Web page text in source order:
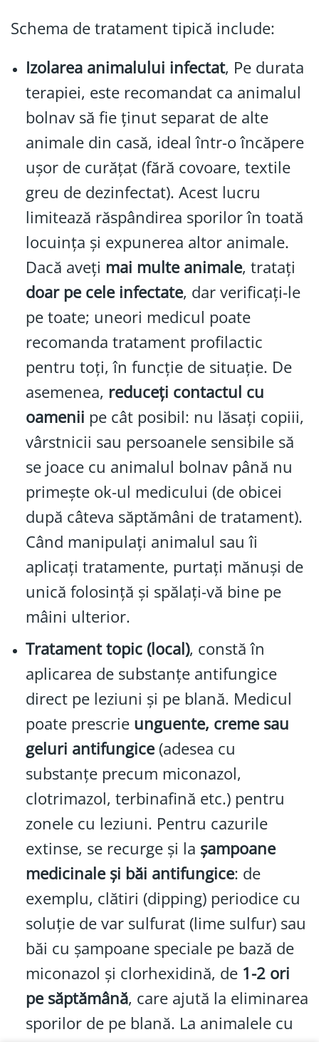
Schema de tratament tipică include:
Izolarea animalului infectat, Pe durata
terapiei, este recomandat ca animalul
bolnav să fie ținut separat de alte
animale din casă, ideal într-o încăpere
ușor de curățat (fără covoare, textile
greu de dezinfectat). Acest lucru
limitează răspândirea sporilor în toată
locuința și expunerea altor animale.
Dacă aveți mai multe animale, tratați
doar pe cele infectate, dar verificați-le
pe toate; uneori medicul poate
recomanda tratament profilactic
pentru toți, în funcție de situație. De
asemenea, reduceți contactul cu
oamenii pe cât posibil: nu lăsați copiii,
vârstnicii sau persoanele sensibile să
se joace cu animalul bolnav până nu
primește ok-ul medicului (de obicei
după câteva săptămâni de tratament).
Când manipulați animalul sau îi
aplicați tratamente, purtați mănuși de
unică folosință și spălați-vă bine pe
mâini ulterior.
Tratament topic (local), constă în
aplicarea de substanțe antifungice
direct pe leziuni și pe blană. Medicul
poate prescrie unguente, creme sau
geluri antifungice(adesea cu
substanțe precum miconazol,
clotrimazol, terbinafină etc.) pentru
zonele cu leziuni. Pentru cazurile
extinse, se recurge și la șampoane
medicinale și băi antifungice: de
exemplu, clătiri (dipping) periodice cu
soluție de var sulfurat (lime sulfur) sau
băi cu șampoane speciale pe bază de
miconazol și clorhexidină, de 1-2 ori
pe săptămână, care ajută la eliminarea
sporilor de pe blană. La animalele cu